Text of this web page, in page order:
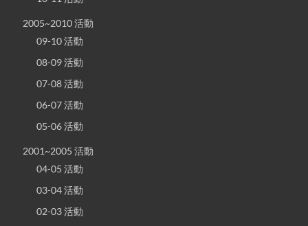
2005~2010 活動
09-10 活動
08-09 活動
07-08 活動
06-07 活動
05-06 活動
2001~2005 活動
04-05 活動
03-04 活動
02-03 活動